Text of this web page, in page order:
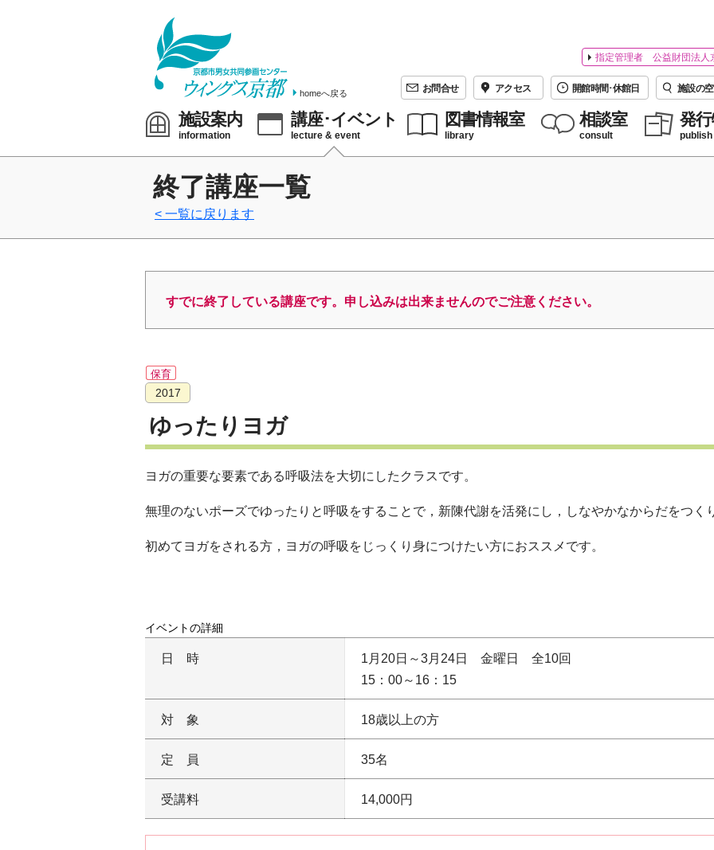
homeへ戻る
指定管理者 公益財団法人
お問合せ アクセス 開館時間･休館日 施設の
施設案内
information
講座･イベント
lecture & event
図書情報室
library
相談室
consult
発
publish
終了講座一覧
一覧に戻ります
すでに終了している講座です。申し込みは出来ませんのでご注意ください。
保育
2017
ゆったりヨガ
ヨガの重要な要素である呼吸法を大切にしたクラスです。
無理のないポーズでゆったりと呼吸をすることで，新陳代謝を活発にし，しなやかなからだをつく
初めてヨガをされる方，ヨガの呼吸をじっくり身につけたい方におススメです。
イベントの詳細
日時
1月20日～3月24日 金曜日 全10回
15：00～16：15
対象 18歳以上の方
定員 35名
受講料 14,000円